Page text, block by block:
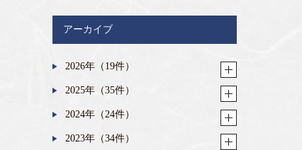
アーカイブ
2026年（19件）
2025年（35件）
2024年（24件）
2023年（34件）